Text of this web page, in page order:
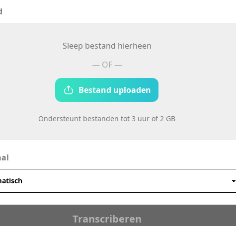
Sleep bestand hierheen
— OF —
Bestand uploaden
Ondersteunt bestanden tot 3 uur of 2 GB
Transcriberen